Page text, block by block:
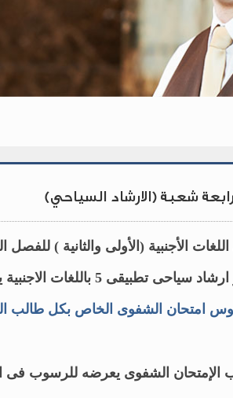
شعبة (الارشاد السياحي)
الأجنبية (الأولى والثانية ) للفصل
يوم الخميس الموافق 9 / 5 / 2024 بمقر المعهد
امتحان الشفوى الخاص بكل طالب
الشفوى يعرضه للرسوب فى